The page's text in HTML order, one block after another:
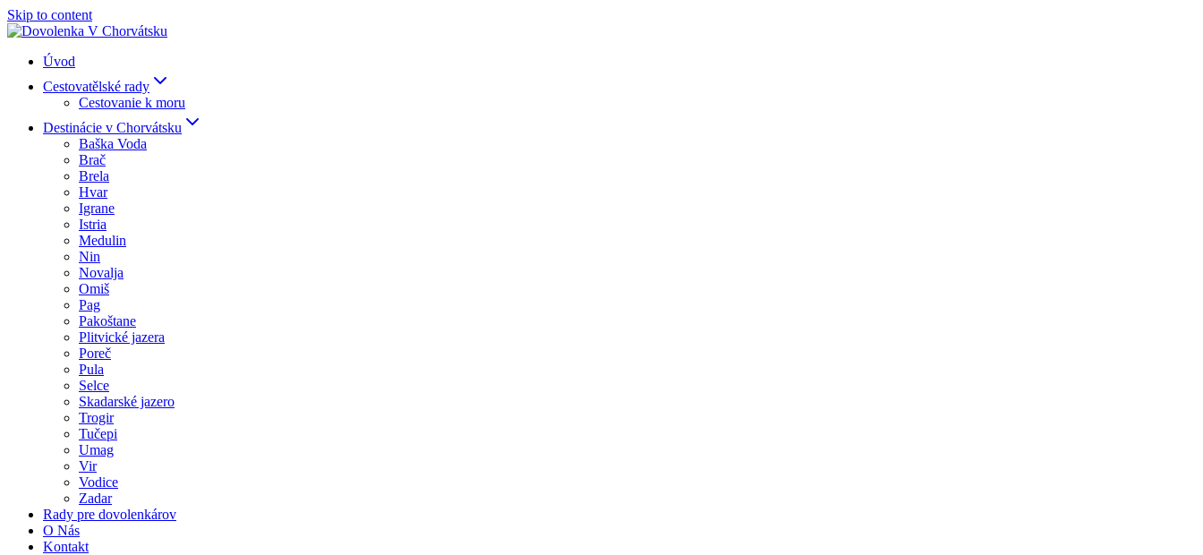
Skip to content
Úvod
Cestovatělské rady
Cestovanie k moru
Destinácie v Chorvátsku
Baška Voda
Brač
Brela
Hvar
Igrane
Istria
Medulin
Nin
Novalja
Omiš
Pag
Pakoštane
Plitvické jazera
Poreč
Pula
Selce
Skadarské jazero
Trogir
Tučepi
Umag
Vir
Vodice
Zadar
Rady pre dovolenkárov
O Nás
Kontakt